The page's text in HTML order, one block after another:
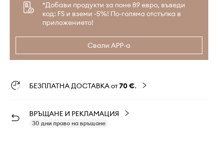
*Добави продукти за поне 89 евро, въведи
код: FS и вземи -5%! По-голяма отстъпка в
приложението!
Свали APP-а
БЕЗПЛАТНА ДОСТАВКА от70 €.
ВРЪЩАНЕ И РЕКЛАМАЦИЯ
30 дни право на връщане